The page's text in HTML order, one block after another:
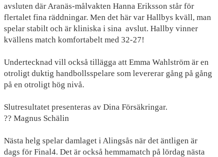
HEMMAVINSTEN
KLUBBSHOP
avsluten där Aranäs-målvakten Hanna Eriksson står för
flertalet fina räddningar. Men det här var Hallbys kväll, man
spelar stabilt och är kliniska i sina avslut. Hallby vinner
kvällens match komfortabelt med 32-27!
Undertecknad vill också tillägga att Emma Wahlström är en
otroligt duktig handbollsspelare som levererar gång på gång
på en otroligt hög nivå.
Slutresultatet presenteras av Dina Försäkringar.
?? Magnus Schälin
Nästa helg spelar damlaget i Alingsås när det äntligen är
dags för Final4. Det är också hemmamatch på lördag nästa